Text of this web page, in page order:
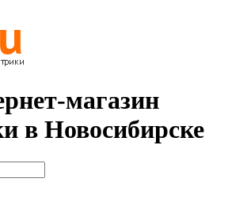
магазин
в Новосибирске